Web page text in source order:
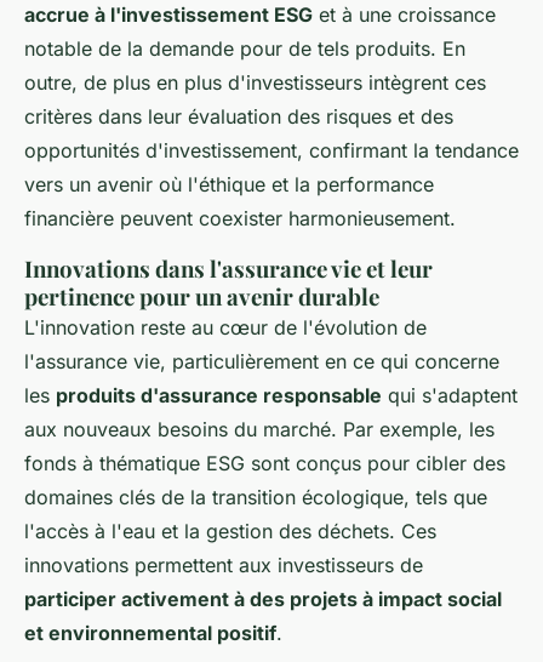
accrue à l'investissement ESG et à une croissance
notable de la demande pour de tels produits. En
outre, de plus en plus d'investisseurs intègrent ces
critères dans leur évaluation des risques et des
opportunités d'investissement, confirmant la tendance
vers un avenir où l'éthique et la performance
financière peuvent coexister harmonieusement.
Innovations dans l'assurance vie et leur
pertinence pour un avenir durable
L'innovation reste au cœur de l'évolution de
l'assurance vie, particulièrement en ce qui concerne
les produits d'assurance responsable qui s'adaptent
aux nouveaux besoins du marché. Par exemple, les
fonds à thématique ESG sont conçus pour cibler des
domaines clés de la transition écologique, tels que
l'accès à l'eau et la gestion des déchets. Ces
innovations permettent aux investisseurs de
participer activement à des projets à impact social
et environnemental positif.